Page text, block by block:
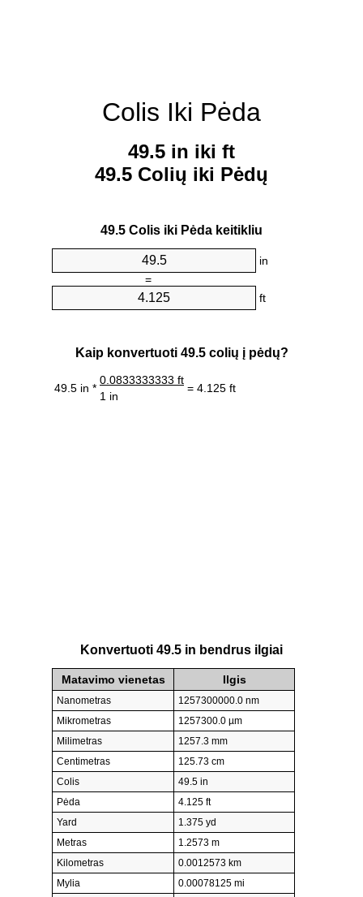
Colis Iki Pėda
49.5 in iki ft
49.5 Colių iki Pėdų
49.5 Colis iki Pėda keitikliu
in
=
ft
Kaip konvertuoti 49.5 colių į pėdų?
49.5 in *
0.0833333333 ft
= 4.125 ft
1 in
Konvertuoti 49.5 in bendrus ilgiai
Matavimo vienetas Ilgis
Nanometras
1257300000.0 nm
Mikrometras
1257300.0 µm
Milimetras
1257.3 mm
Centimetras
125.73 cm
Colis
49.5 in
Pėda
4.125 ft
Yard
1.375 yd
Metras
1.2573 m
Kilometras
0.0012573 km
Mylia
0.00078125 mi